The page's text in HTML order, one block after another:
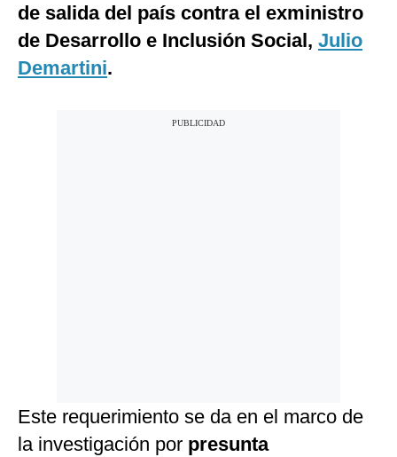
de salida del país contra el exministro
de Desarrollo e Inclusión Social, Julio
Demartini.
Este requerimiento se da en el marco de
la investigación por presunta